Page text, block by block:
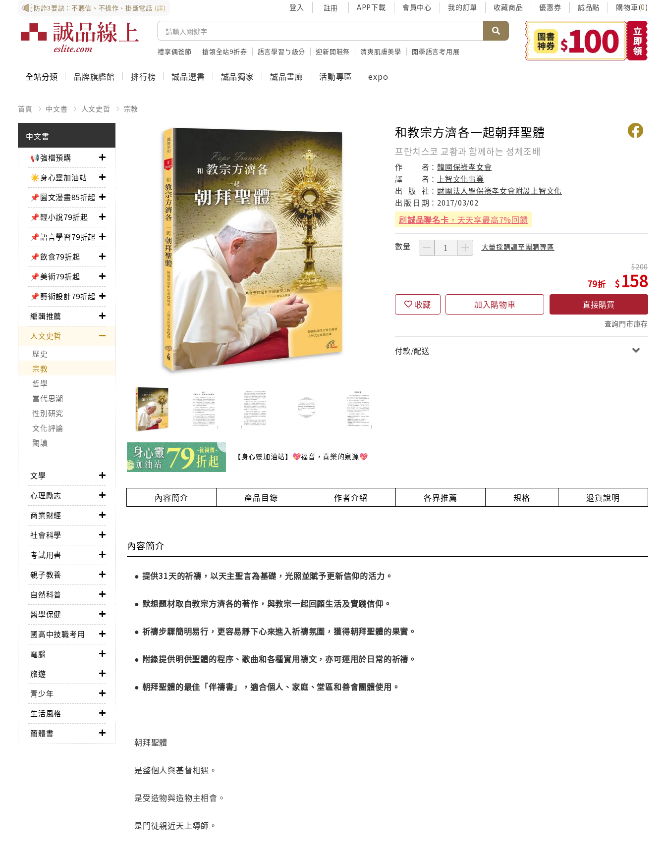
防詐3要訣：不聽信、不操作、掛斷電話 (詳) 登入 註冊 APP下載 會員中心 我的訂單 收藏商品 優惠券 誠品點 購物車(0)
禮享偶爸節 搶領全站9折券 語言學習ㄅ級分 迎新開鞋祭 清爽肌膚美學 開學語言考用展
全站分類 品牌旗艦館 排行榜 誠品選書 誠品獨家 誠品畫廊 活動專區 expo
首頁 中文書 人文史哲 宗教
中文書
📢強檔預購
☀️身心靈加油站
📌圖文漫畫85折起
📌輕小說79折起
📌語言學習79折起
📌飲食79折起
📌美術79折起
📌藝術設計79折起
編輯推薦
人文史哲
歷史
宗教
哲學
當代思潮
性別研究
文化評論
閱讀
文學
心理勵志
商業財經
社會科學
考試用書
親子教養
自然科普
醫學保健
國高中技職考用
電腦
旅遊
青少年
生活風格
簡體書
【身心靈加油站】💖福音，喜樂的泉源💖
和教宗方濟各一起朝拜聖體
프란치스코 교황과 함께하는 성체조배
作 者：韓國保祿孝女會
譯
者：
上智文化事業
出
版 社： 財團法人聖保祿孝女會附設上智文化
出 版 日 期： 2017/03/02
刷誠品聯名卡 ，天天享最高7%回饋
數量 大量採購請至團購專區
79
200
158
收藏 加入購物車 直接購買
查詢門市庫存
付款/配送
內容簡介 產品目錄 作者介紹 各界推薦 規格 退貨說明
內容簡介
● 提供31天的祈禱，以天主聖言為基礎，光照並賦予更新信仰的活力。
● 默想題材取自教宗方濟各的著作，與教宗一起回顧生活及實踐信仰。
● 祈禱步驟簡明易行，更容易靜下心來進入祈禱氛圍，獲得朝拜聖體的果實。
● 附錄提供明供聖體的程序、歌曲和各種實用禱文，亦可運用於日常的祈禱。
● 朝拜聖體的最佳「伴禱書」，適合個人、家庭、堂區和善會團體使用。
朝拜聖體
是整個人與基督相遇。
是受造物與造物主相會。
是門徒親近天上導師。